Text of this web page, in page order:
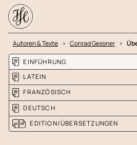
Autoren & Texte Conrad Gessner
EINFÜHRUNG
LATEIN
FRANZÖSISCH
DEUTSCH
EDITION/ÜBERSETZUNGEN